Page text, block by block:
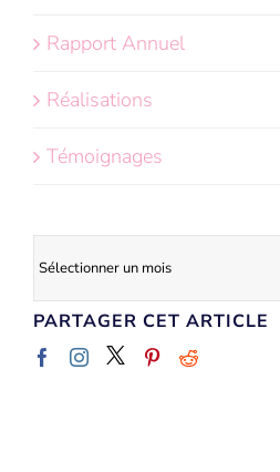
PARTAGER CET ARTICLE
Rapport Annuel
Réalisations
Témoignages